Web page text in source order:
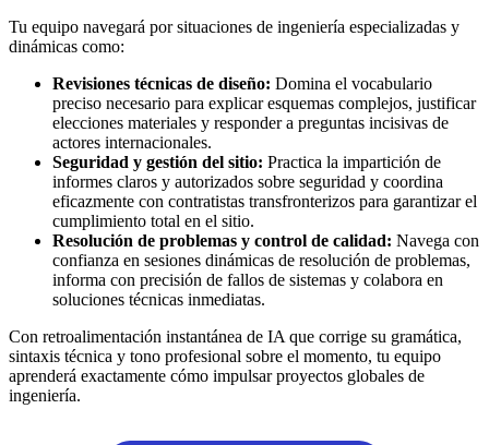
Tu equipo navegará por situaciones de ingeniería especializadas y
dinámicas como:
Revisiones técnicas de diseño: Domina el vocabulario
preciso necesario para explicar esquemas complejos, justificar
elecciones materiales y responder a preguntas incisivas de
actores internacionales.
Seguridad y gestión del sitio: Practica la impartición de
informes claros y autorizados sobre seguridad y coordina
eficazmente con contratistas transfronterizos para garantizar el
cumplimiento total en el sitio.
Resolución de problemas y control de calidad: Navega con
confianza en sesiones dinámicas de resolución de problemas,
informa con precisión de fallos de sistemas y colabora en
soluciones técnicas inmediatas.
Con retroalimentación instantánea de IA que corrige su gramática,
sintaxis técnica y tono profesional sobre el momento, tu equipo
aprenderá exactamente cómo impulsar proyectos globales de
ingeniería.